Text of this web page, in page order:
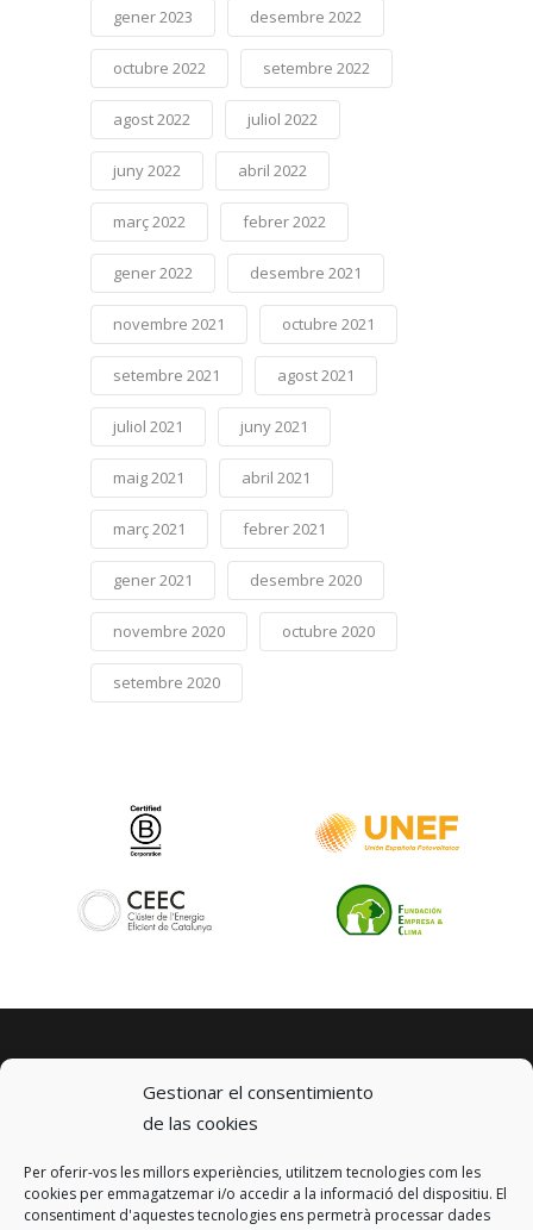
Gestionar el consentimiento
de las cookies
Per oferir-vos les millors experiències, utilitzem tecnologies com les
cookies per emmagatzemar i/o accedir a la informació del dispositiu. El
consentiment d'aquestes tecnologies ens permetrà processar dades
gener 2023 desembre 2022
octubre 2022 setembre 2022
agost 2022 juliol 2022
juny 2022 abril 2022
març 2022 febrer 2022
gener 2022 desembre 2021
novembre 2021 octubre 2021
setembre 2021 agost 2021
juliol 2021 juny 2021
maig 2021 abril 2021
març 2021 febrer 2021
gener 2021 desembre 2020
novembre 2020 octubre 2020
setembre 2020
© 2023 km0 Energy
Carrer Baldrich 222-226
08223 Terrassa, Barcelona